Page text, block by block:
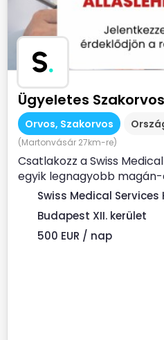
S.
Ügyeletes Szakorvos
Orvos, Szakorvos
(Martonvásár 27km-re)
Csatlakozz a Swiss
egyik legnagyobb
szolgáltatójához ...
Swiss Medical Services
Budapest XII. kerület
500 EUR / nap